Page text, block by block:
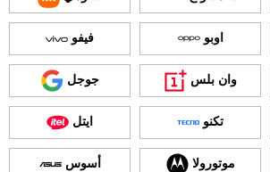
اوبو فيفو
وان بلس جوجل
تكنو ايتل
موتورولا أسوس